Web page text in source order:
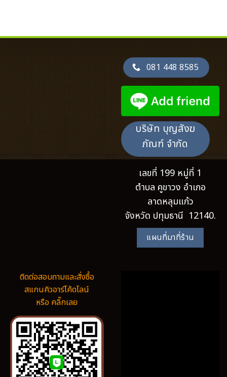
081 448 8585
บริษัท บุญสังฆ
ภัณฑ์ จำกัด
เลขที่ 199 หมู่ที่ 1
ตำบล คูขาวง อำเภอ
ลาดหลุมแก้ว
จังหวัด ปทุมธานี 12140.
แผนที่มาที่ร้าน
ติดต่อสอบถามและสั่งซื้อ
สแกนคิวอาร์โค้ดไลน์
หรือ คลิ๊กเลย